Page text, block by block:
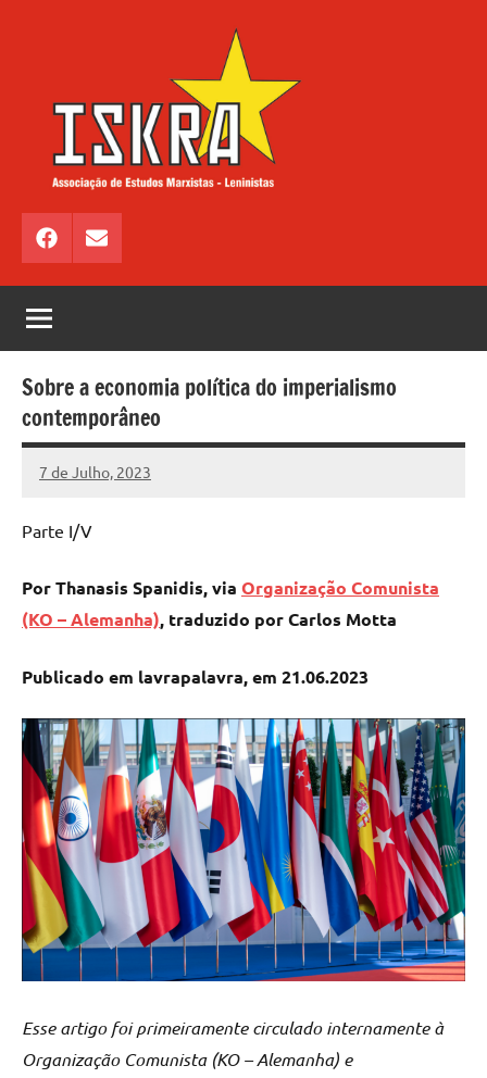
conteúdo
ISKRA
de
Estudos
Marxistas
–
Facebook
Email
Sobre a economia política do imperialismo
contemporâneo
7 de Julho, 2023
Pedro
Parte I/V
Por Thanasis Spanidis, via Organização Comunista
(KO – Alemanha), traduzido por Carlos Motta
Publicado em lavrapalavra, em 21.06.2023
Esse artigo foi primeiramente circulado internamente à
Organização Comunista (KO – Alemanha) e